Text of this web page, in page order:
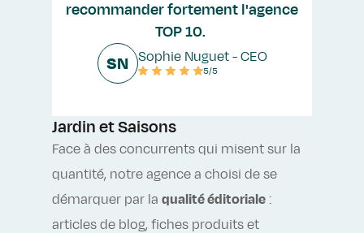
recommander fortement l'agence
TOP 10.
SN Sophie Nuguet - CEO
5/5
Jardin et Saisons
Face à des concurrents qui misent sur la
quantité, notre agence a choisi de se
démarquer par la qualité éditoriale :
articles de blog, fiches produits et